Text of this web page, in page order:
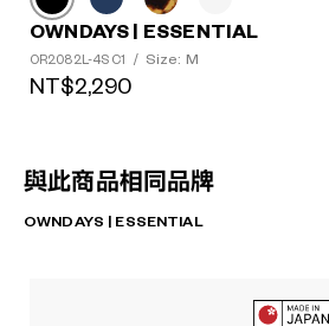
OWNDAYS | ESSENTIAL
OR2082L-4S C1 / Size: M
NT$2,290
與此商品相同品牌
OWNDAYS | ESSENTIAL